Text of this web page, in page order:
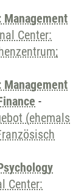
Center:
-
(ehemals
Center: